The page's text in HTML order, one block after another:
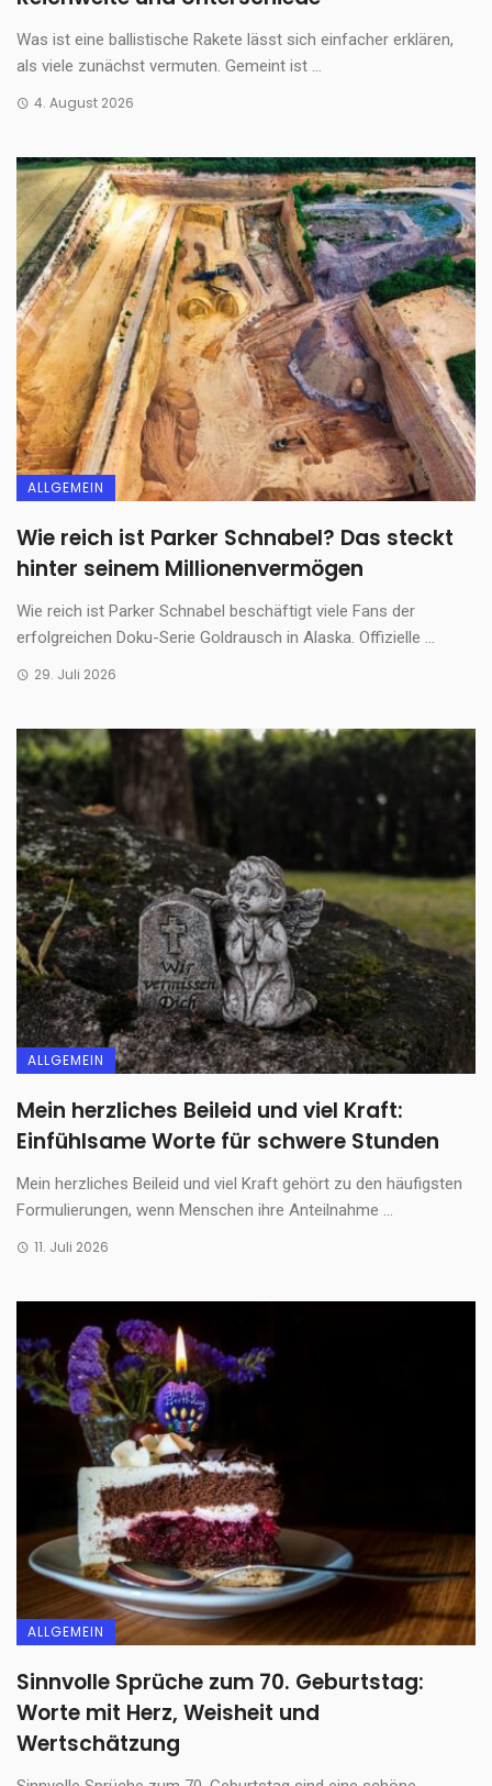
Was ist eine ballistische Rakete lässt sich einfacher erklären,
als viele zunächst vermuten. Gemeint ist ...
4. August 2026
ALLGEMEIN
Wie reich ist Parker Schnabel? Das steckt
hinter seinem Millionenvermögen
Wie reich ist Parker Schnabel beschäftigt viele Fans der
erfolgreichen Doku-Serie Goldrausch in Alaska. Offizielle ...
29. Juli 2026
ALLGEMEIN
Mein herzliches Beileid und viel Kraft:
Einfühlsame Worte für schwere Stunden
Mein herzliches Beileid und viel Kraft gehört zu den häufigsten
Formulierungen, wenn Menschen ihre Anteilnahme ...
11. Juli 2026
ALLGEMEIN
Sinnvolle Sprüche zum 70. Geburtstag:
Worte mit Herz, Weisheit und
Wertschätzung